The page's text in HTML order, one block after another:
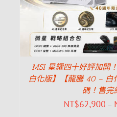
MSI 星耀四十好評加開
白化版】【龍騰 40 – 白
碼！售完
NT$62,900 –